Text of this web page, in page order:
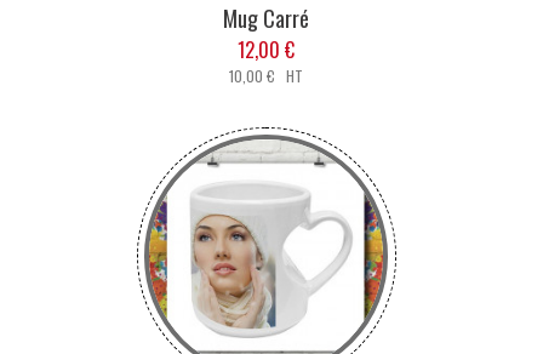
Mug Carré
12,00 €
10,00 € HT